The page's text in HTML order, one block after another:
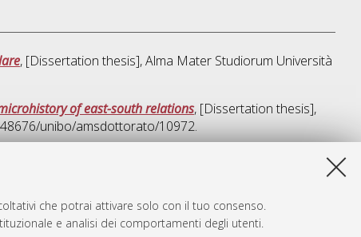
che potrai attivare solo con il tuo consenso.
e analisi dei comportamenti degli utenti.
, [Dissertation thesis], Alma Mater Studiorum Università
of east-south relations, [Dissertation thesis],
unibo/amsdottorato/10972.
lista e' stata generata il Thu Aug 6 20:35:10 2026 CEST.